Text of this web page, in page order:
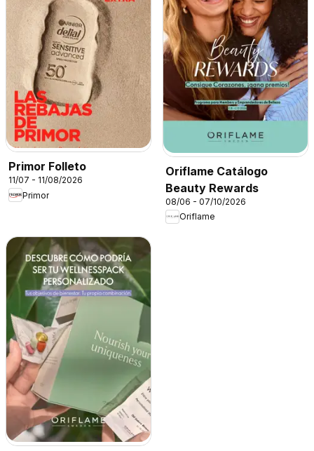
Primor Folleto
11/07 - 11/08/2026
Primor
Oriflame Catálogo
Beauty Rewards
08/06 - 07/10/2026
Oriflame